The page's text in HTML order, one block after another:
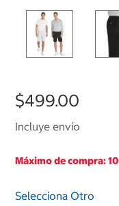
$499.00
Incluye envío
Máximo de compra: 10
Selecciona Otro